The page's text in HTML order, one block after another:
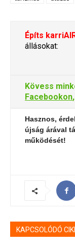
Építs
állásokat:
Kövess
Facebookon
Hasznos,
újság árával
működését!
KAPCSOLÓDÓ